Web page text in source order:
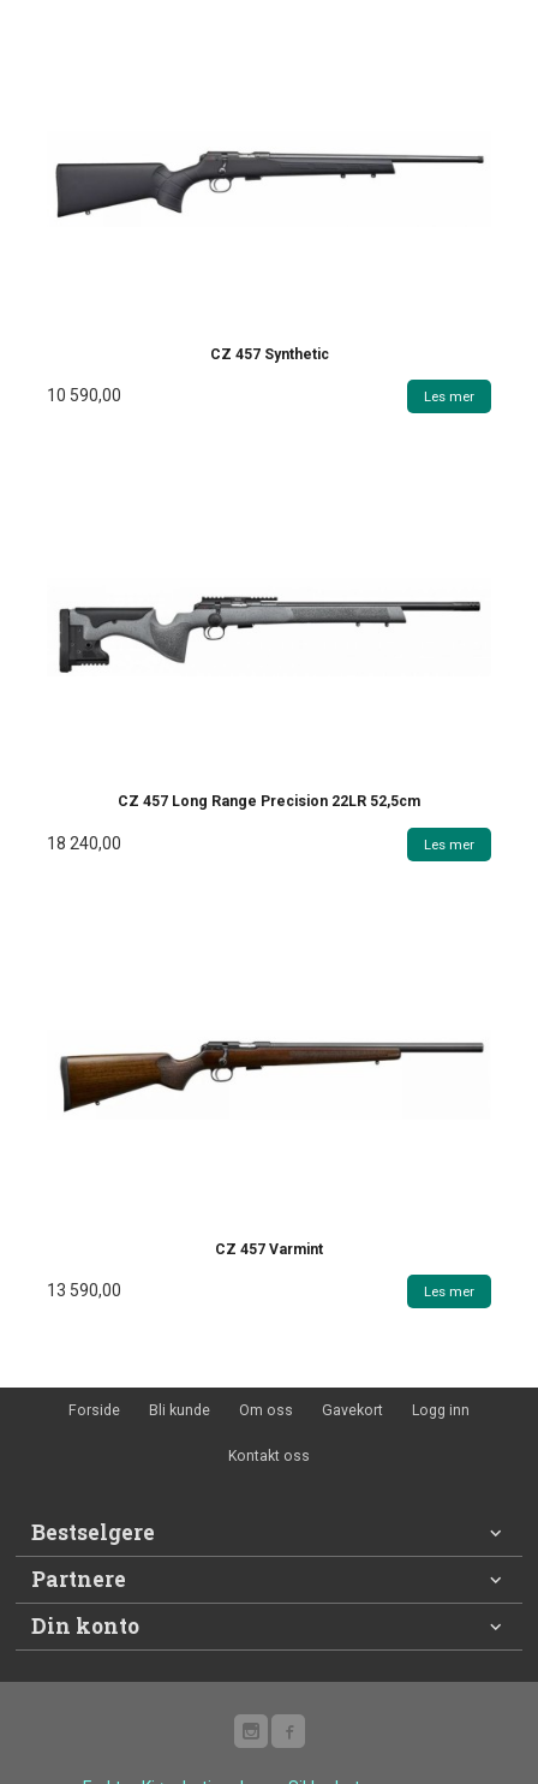
CZ 457 Synthetic
10 590,00 Les mer
CZ 457 Long Range Precision 22LR 52,5cm
18 240,00 Les mer
CZ 457 Varmint
13 590,00 Les mer
Forside Bli kunde Om oss Gavekort Logg inn
Kontakt oss
Bestselgere
Partnere
Din konto